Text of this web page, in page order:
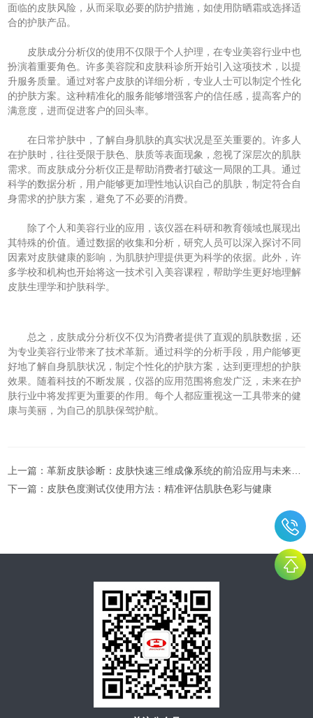
面临的皮肤风险，从而采取必要的防护措施，如使用防晒霜或选择适
合的护肤产品。
皮肤成分分析仪的使用不仅限于个人护理，在专业美容行业中也
扮演着重要角色。许多美容院和皮肤科诊所开始引入这项技术，以提
升服务质量。通过对客户皮肤的详细分析，专业人士可以制定个性化
的护肤方案。这种精准化的服务能够增强客户的信任感，提高客户的
满意度，进而促进客户的回头率。
在日常护肤中，了解自身肌肤的真实状况是至关重要的。许多人
在护肤时，往往受限于肤色、肤质等表面现象，忽视了深层次的肌肤
需求。而皮肤成分分析仪正是帮助消费者打破这一局限的工具。通过
科学的数据分析，用户能够更加理性地认识自己的肌肤，制定符合自
身需求的护肤方案，避免了不必要的消费。
除了个人和美容行业的应用，该仪器在科研和教育领域也展现出
其特殊的价值。通过数据的收集和分析，研究人员可以深入探讨不同
因素对皮肤健康的影响，为肌肤护理提供更为科学的依据。此外，许
多学校和机构也开始将这一技术引入美容课程，帮助学生更好地理解
皮肤生理学和护肤科学。
总之，皮肤成分分析仪不仅为消费者提供了直观的肌肤数据，还
为专业美容行业带来了技术革新。通过科学的分析手段，用户能够更
好地了解自身肌肤状况，制定个性化的护肤方案，达到更理想的护肤
效果。随着科技的不断发展，仪器的应用范围将愈发广泛，未来在护
肤行业中将发挥更为重要的作用。每个人都应重视这一工具带来的健
康与美丽，为自己的肌肤保驾护航。
上一篇：革新皮肤诊断：皮肤快速三维成像系统的前沿应用与未来展望
下一篇： 皮肤色度测试仪使用方法：精准评估肌肤色彩与健康